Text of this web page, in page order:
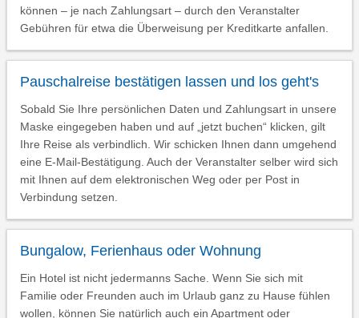
können – je nach Zahlungsart – durch den Veranstalter
Gebühren für etwa die Überweisung per Kreditkarte anfallen.
Pauschalreise bestätigen lassen und los geht's
Sobald Sie Ihre persönlichen Daten und Zahlungsart in unsere
Maske eingegeben haben und auf „jetzt buchen“ klicken, gilt
Ihre Reise als verbindlich. Wir schicken Ihnen dann umgehend
eine E-Mail-Bestätigung. Auch der Veranstalter selber wird sich
mit Ihnen auf dem elektronischen Weg oder per Post in
Verbindung setzen.
Bungalow, Ferienhaus oder Wohnung
Ein Hotel ist nicht jedermanns Sache. Wenn Sie sich mit
Familie oder Freunden auch im Urlaub ganz zu Hause fühlen
wollen, können Sie natürlich auch ein Apartment oder